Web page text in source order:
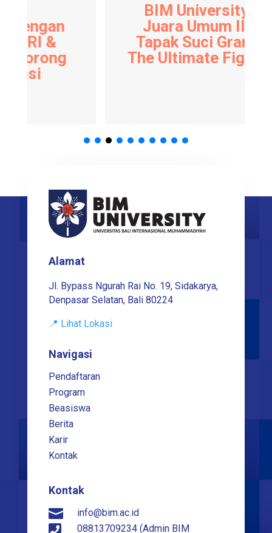
BIM University Raih
Juara Umum II pada
Tapak Suci Grand Prix
The Ultimate Fight 2026
Alamat
Jl. Bypass Ngurah Rai No. 19, Sidakarya,
Denpasar Selatan, Bali 80224
📍 Lihat Lokasi
Navigasi
Pendaftaran
Program
Beasiswa
Berita
Karir
Kontak
Kontak
 info@bim.ac.id

08813709234 (Admin BIM